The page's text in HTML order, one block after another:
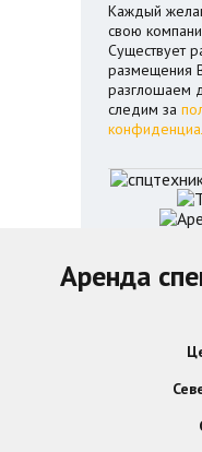
Каждый
свою
Существует
размещения
разглошаем
следим за
Аренда